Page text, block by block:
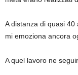
A distanza di quasi
mi emoziona ancora
A quel lavoro ne